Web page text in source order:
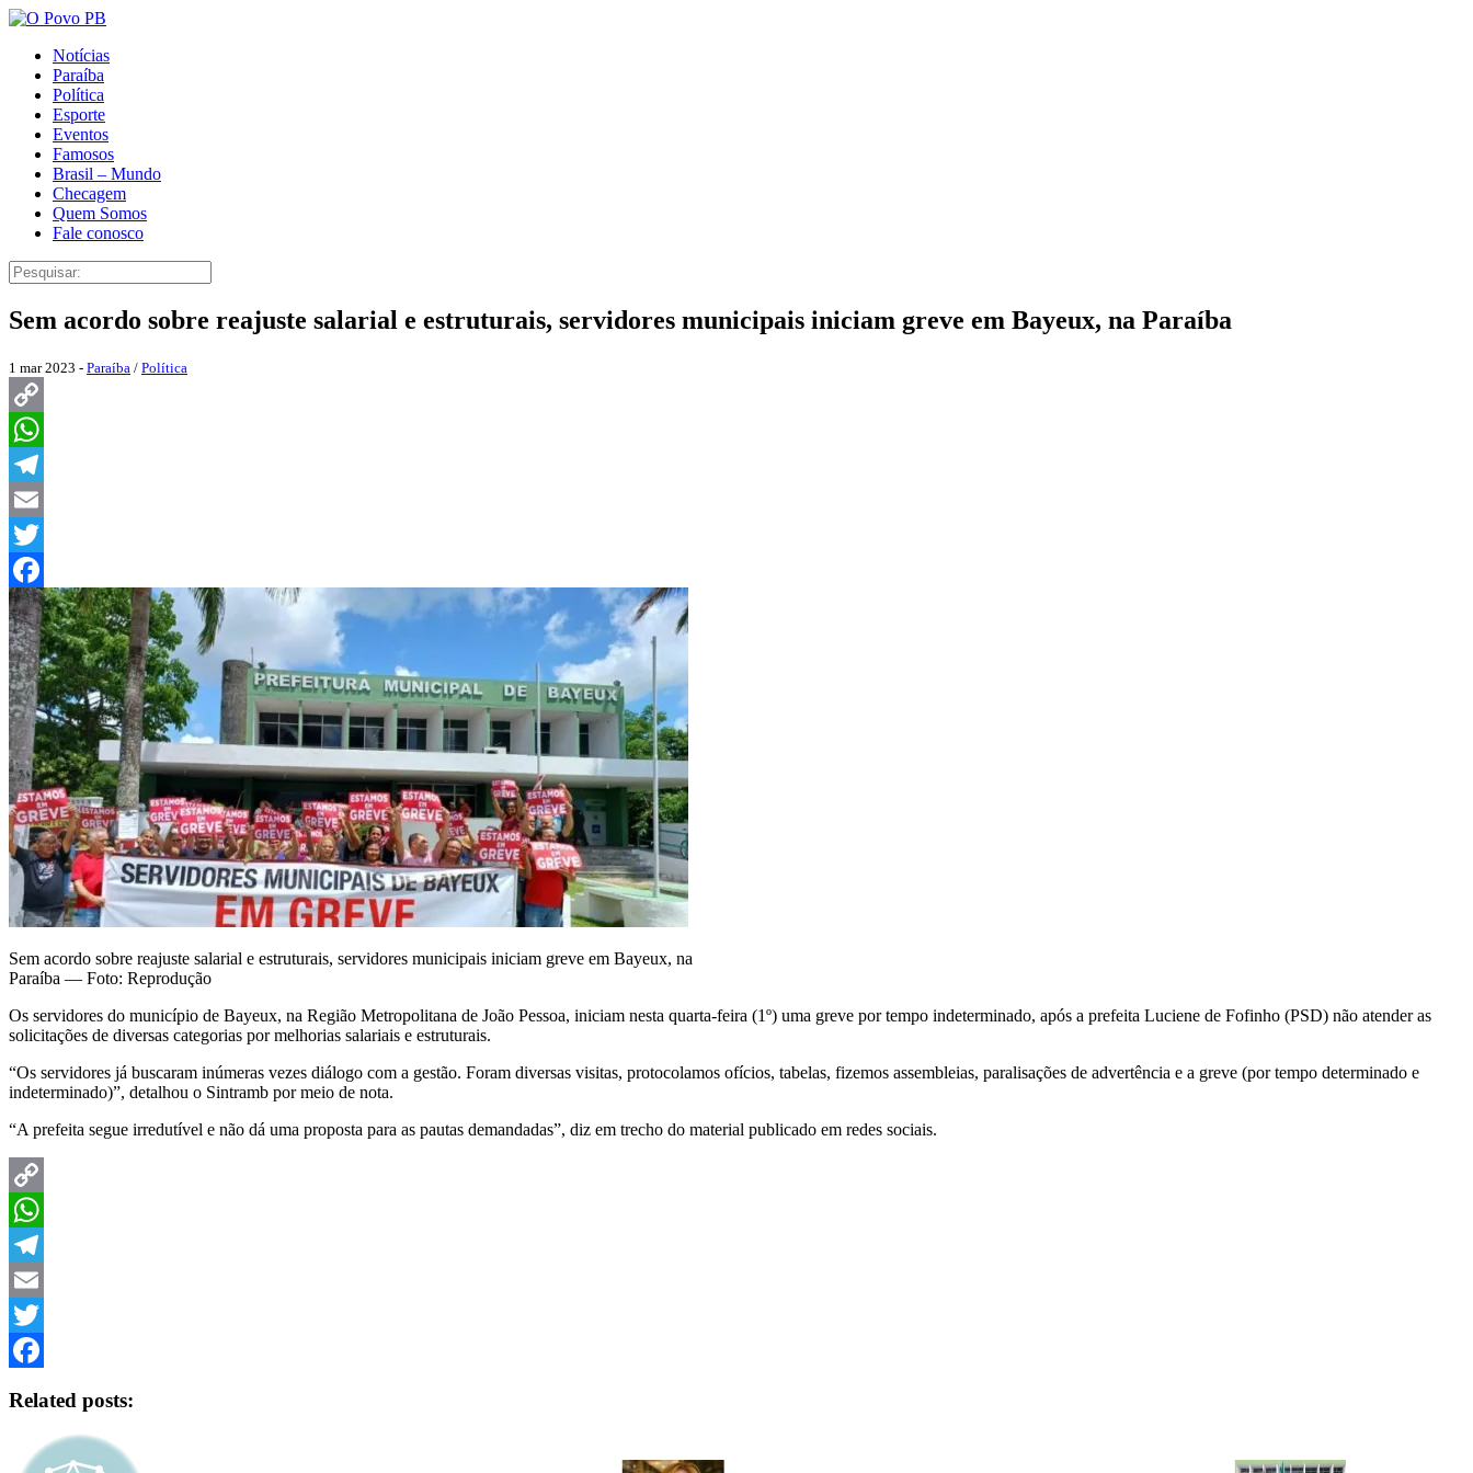
Notícias
Paraíba
Política
Esporte
Eventos
Famosos
Brasil – Mundo
Checagem
Quem Somos
Fale conosco
Sem acordo sobre reajuste salarial e estruturais, servidores municipais iniciam greve em Bayeux, na Paraíba
1 mar 2023 - Paraíba / Política
Copy
Link
WhatsApp
Telegram
Email
Twitter
Facebook
Sem acordo sobre reajuste salarial e estruturais, servidores municipais iniciam greve em Bayeux, na
Paraíba — Foto: Reprodução
Os servidores do município de Bayeux, na Região Metropolitana de João Pessoa, iniciam nesta quarta-feira (1º) uma greve por tempo indeterminado, após a prefeita Luciene de Fofinho (PSD) não atender as
solicitações de diversas categorias por melhorias salariais e estruturais.
“Os servidores já buscaram inúmeras vezes diálogo com a gestão. Foram diversas visitas, protocolamos ofícios, tabelas, fizemos assembleias, paralisações de advertência e a greve (por tempo determinado e
indeterminado)”, detalhou o Sintramb por meio de nota.
“A prefeita segue irredutível e não dá uma proposta para as pautas demandadas”, diz em trecho do material publicado em redes sociais.
Copy
Link
WhatsApp
Telegram
Email
Twitter
Related posts: